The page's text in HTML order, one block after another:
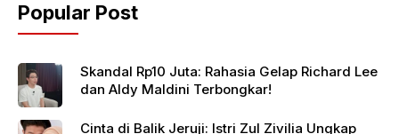
Popular Post
Skandal Rp10 Juta: Rahasia Gelap Richard Lee
dan Aldy Maldini Terbongkar!
Cinta di Balik Jeruji: Istri Zul Zivilia Ungkap